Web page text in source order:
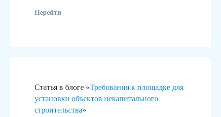
Перейти
Статья в блоге «Требования к площадке для
установки объектов некапитального
строительства»
Подберём земельный участок
или помещение для любых
целей: от автомойки
или